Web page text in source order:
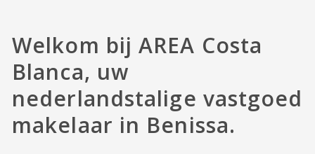
Welkom bij AREA Costa
Blanca, uw
nederlandstalige vastgoed
makelaar in Benissa.